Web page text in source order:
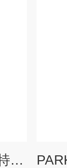
PARKER真空泵上海维特锐报价快